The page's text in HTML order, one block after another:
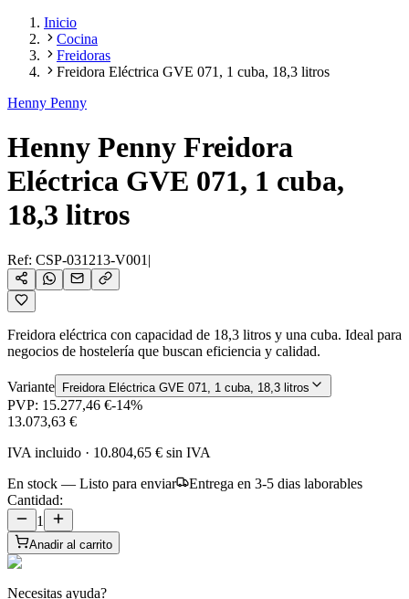
Inicio
Cocina
Freidoras
Freidora Eléctrica GVE 071, 1 cuba, 18,3 litros
Henny Penny
Henny Penny Freidora
Eléctrica GVE 071, 1 cuba,
18,3 litros
Ref: CSP-031213-V001 |
Freidora eléctrica con capacidad de 18,3 litros y una cuba. Ideal para
negocios de hostelería que buscan eficiencia y calidad.
Variante Freidora Eléctrica GVE 071, 1 cuba, 18,3 litros
PVP: 15.277,46 €-14%
13.073,63 €
IVA incluido · 10.804,65 € sin IVA
En stock — Listo para enviar
Entrega en 3-5 dias laborables
Cantidad:
1
Anadir al carrito
Necesitas ayuda?